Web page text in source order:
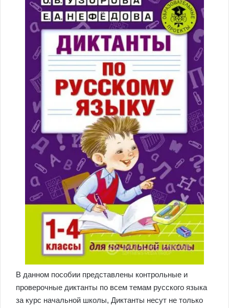
В данном пособии представлены контрольные и
проверочные диктанты по всем темам русского языка
за курс начальной школы, Диктанты несут не только